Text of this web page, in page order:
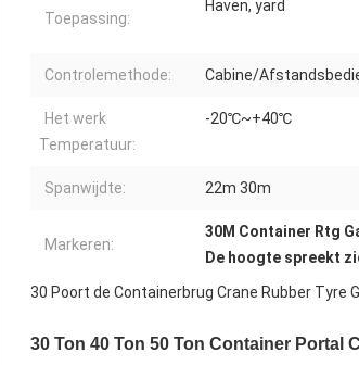
Toepassing:
Haven, yard
Controlemethode: Cabine/
Het werk
Temperatuur:
-20℃~+40℃
Spanwijdte: 22m 30m
Markeren:
30M Container Rtg
De hoogte spreekt
30 Poort de Containerbrug Crane Rubber Tyre
30 Ton 40 Ton 50 Ton Container Portal